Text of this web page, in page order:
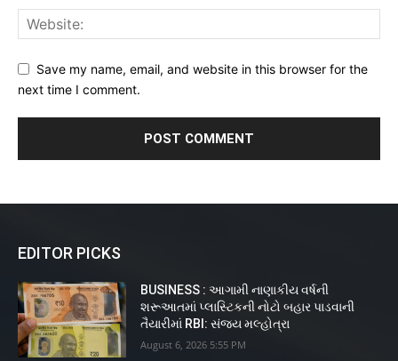
Save my name, email, and website in this browser for the
next time I comment.
EDITOR PICKS
BUSINESS : આગામી નાણાકીય વર્ષની
શરૂઆતમાં પ્લાસ્ટિકની નોટો બહાર પાડવાની
તૈયારીમાં RBI: સંજય મલ્હોત્રા
August 6, 2026 5:55 PM